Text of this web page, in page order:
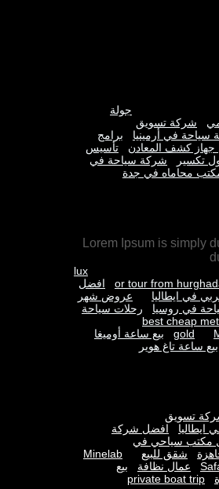
جولة
شركة تسويق
في أرمينيا
برامج
كشف المعادن
تأسيس
تكسير
شركة سياحة في
محاماه في جدة
Lorem Ipsum is simply
lux
or tour from
افضل
في ايطاليا
عروض شهر
في روسيا
رحلات سياحة
best cheap
gold
بيع ساعة أوميغا
بيع ساعة تاغ هوير
تسويق
افضل شركة
مكتب سياحي في
شقق للبيع
Minelab
عمال نظافة
بيع
private boat trip